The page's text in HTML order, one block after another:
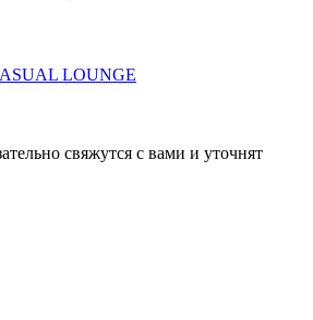
LOUNGE
свяжутся с вами и уточнят